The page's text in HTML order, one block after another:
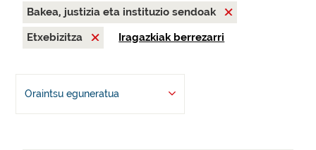
Bakea, justizia eta instituzio sendoak
Etxebizitza
Iragazkiak berrezarri
Oraintsu eguneratua